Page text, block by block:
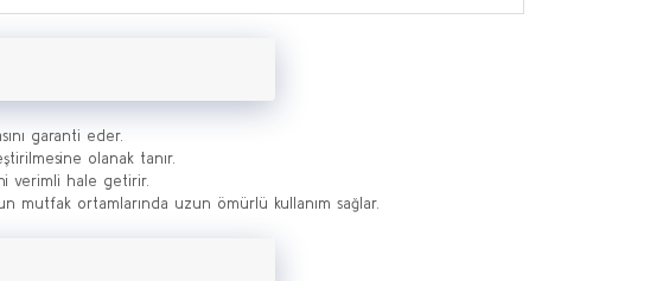
garanti eder.
olanak tanır.
verimli hale getirir.
mutfak ortamlarında uzun ömürlü kullanım sağlar.